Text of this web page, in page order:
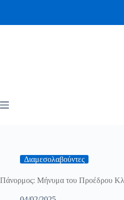
Διαμεσολαβούντες
Πάνορμος: Μήνυμα του Προέδρου